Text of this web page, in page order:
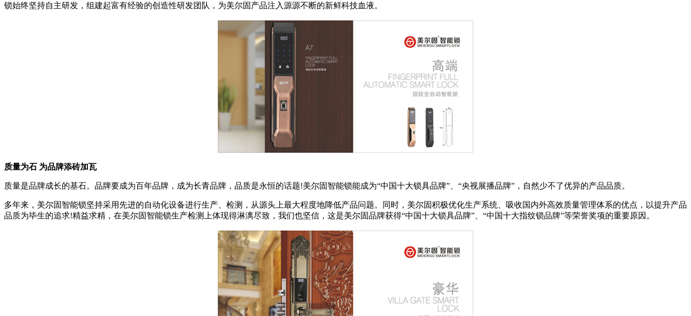
锁始终坚持自主研发，组建起富有经验的创造性研发团队，为美尔固产品注入源源不断的新鲜科技血液。
质量为石 为品牌添砖加瓦
质量是品牌成长的基石。品牌要成为百年品牌，成为长青品牌，品质是永恒的话题!美尔固智能锁能成为“中国十大锁具品牌”、“央视展播品牌”，自然少不了优异的产品品质。
多年来，美尔固智能锁坚持采用先进的自动化设备进行生产、检测，从源头上最大程度地降低产品问题。同时，美尔固积极优化生产系统、吸收国内外高效质量管理体系的优点，以提升产品
品质为毕生的追求!精益求精，在美尔固智能锁生产检测上体现得淋漓尽致，我们也坚信，这是美尔固品牌获得“中国十大锁具品牌”、“中国十大指纹锁品牌”等荣誉奖项的重要原因。